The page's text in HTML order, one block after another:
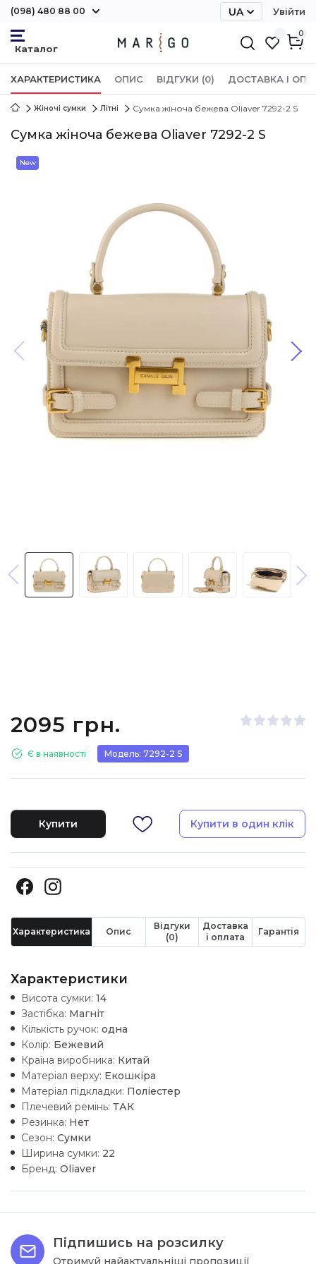
(098) 480 88 00
UA
Увійти
0
ХАРАКТЕРИСТИКА ОПИС ВІДГУКИ (0) ДОСТАВКА І
Жіночі сумки Літні Сумка жіноча бежева Oliaver 7292-2 S
Сумка жіноча бежева Oliaver 7292-2 S
2095 грн.
Є в наявності Модель: 7292-2 S
Купити Купити в один клік
Характеристика Опис
Відгуки
(0)
Доставка
і оплата
Гарантія
Характеристики
Висота сумки: 14
Застібка: Магніт
Кількість ручок: одна
Колір: Бежевий
Країна виробника: Китай
Матеріал верху: Екошкiра
Матеріал підкладки: Поліестер
Плечевий ремінь: ТАК
Резинка: Нет
Сезон: Сумки
Ширина сумки: 22
Бренд: Oliaver
Підпишись на розсилку